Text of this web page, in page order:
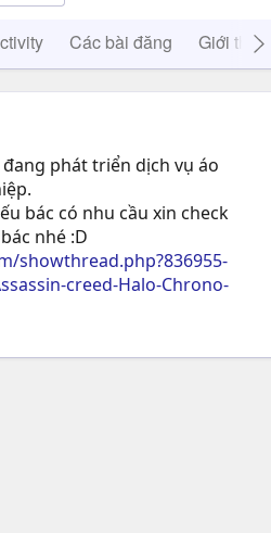
Các bài đăng Giới thiệu
phát triển dịch vụ áo
bác có nhu cầu xin check
nhé :D
showthread.php?836955-
creed-Halo-Chrono-